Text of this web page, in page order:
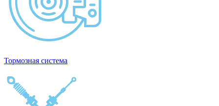
Тормозная система